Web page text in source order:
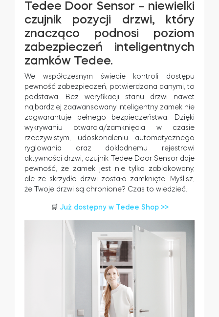
Adaptery Tedee
Dostępy do domu
Tedee Keypad PRO
Tedee Biometric Module
Moduł przekaźnikowy BleBox
Tedee Dry Contact
Tedee GO2
Tedee Door Sensor – niewielki
czujnik pozycji drzwi, który
znacząco podnosi poziom
zabezpieczeń inteligentnych
zamków Tedee.
We współczesnym świecie kontroli dostępu
pewność zabezpieczeń, potwierdzona danymi, to
podstawa. Bez weryfikacji stanu drzwi nawet
najbardziej zaawansowany inteligentny zamek nie
zagwarantuje pełnego bezpieczeństwa. Dzięki
wykrywaniu otwarcia/zamknięcia w czasie
rzeczywistym, udoskonaleniu automatycznego
ryglowania oraz dokładnemu rejestrowi
aktywności drzwi, czujnik Tedee Door Sensor daje
pewność, że zamek jest nie tylko zablokowany,
ale że skrzydło drzwi zostało zamknięte. Myślisz,
że Twoje drzwi są chronione? Czas to wiedzieć.
🛒 Już dostępny w Tedee Shop >>